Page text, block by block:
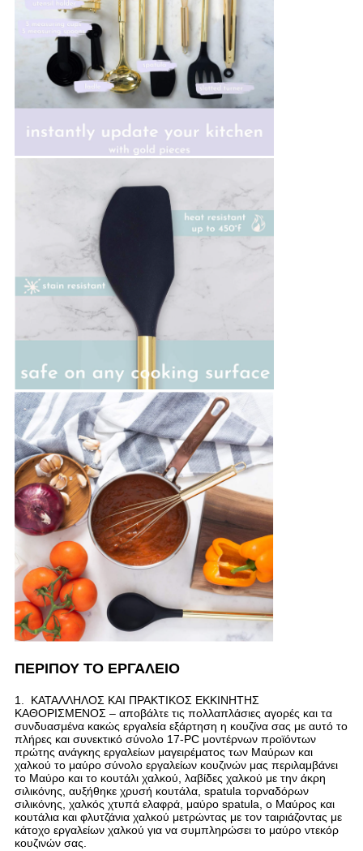
ΠΕΡΙΠΟΥ ΤΟ ΕΡΓΑΛΕΙΟ
1. ΚΑΤΑΛΛΗΛΟΣ ΚΑΙ ΠΡΑΚΤΙΚΟΣ ΕΚΚΙΝΗΤΗΣ
ΚΑΘΟΡΙΣΜΕΝΟΣ – αποβάλτε τις πολλαπλάσιες αγορές και τα
συνδυασμένα κακώς εργαλεία εξάρτηση η κουζίνα σας με αυτό το
πλήρες και συνεκτικό σύνολο 17-PC μοντέρνων προϊόντων
πρώτης ανάγκης εργαλείων μαγειρέματος των Μαύρων και
χαλκού το μαύρο σύνολο εργαλείων κουζινών μας περιλαμβάνει
το Μαύρο και το κουτάλι χαλκού, λαβίδες χαλκού με την άκρη
σιλικόνης, αυξήθηκε χρυσή κουτάλα, spatula τορναδόρων
σιλικόνης, χαλκός χτυπά ελαφρά, μαύρο spatula, ο Μαύρος και
κουτάλια και φλυτζάνια χαλκού μετρώντας με τον ταιριάζοντας με
κάτοχο εργαλείων χαλκού για να συμπληρώσει το μαύρο ντεκόρ
κουζινών σας.